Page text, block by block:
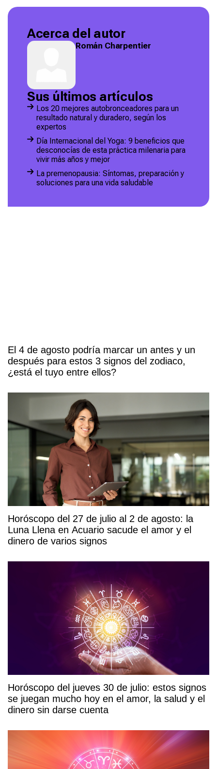
Acerca del autor
Román Charpentier
Sus últimos artículos
Los 20 mejores autobronceadores para un
resultado natural y duradero, según los
expertos
Día Internacional del Yoga: 9 beneficios que
desconocías de esta práctica milenaria para
vivir más años y mejor
La premenopausia: Síntomas, preparación y
soluciones para una vida saludable
El 4 de agosto podría marcar un antes y un
después para estos 3 signos del zodiaco,
¿está el tuyo entre ellos?
Horóscopo del 27 de julio al 2 de agosto: la
Luna Llena en Acuario sacude el amor y el
dinero de varios signos
Horóscopo del jueves 30 de julio: estos signos
se juegan mucho hoy en el amor, la salud y el
dinero sin darse cuenta